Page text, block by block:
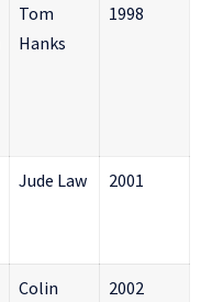
Tom
Hanks
1998
Jude Law 2001
Colin
2002